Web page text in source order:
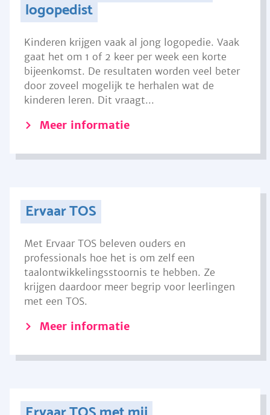
logopedist
Kinderen krijgen vaak al jong logopedie. Vaak
gaat het om 1 of 2 keer per week een korte
bijeenkomst. De resultaten worden veel beter
door zoveel mogelijk te herhalen wat de
kinderen leren. Dit vraagt...
Meer informatie
Ervaar TOS
Met Ervaar TOS beleven ouders en
professionals hoe het is om zelf een
taalontwikkelingsstoornis te hebben. Ze
krijgen daardoor meer begrip voor leerlingen
met een TOS.
Meer informatie